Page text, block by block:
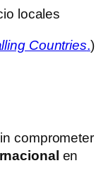
locales
Countries.)
comprometer
en